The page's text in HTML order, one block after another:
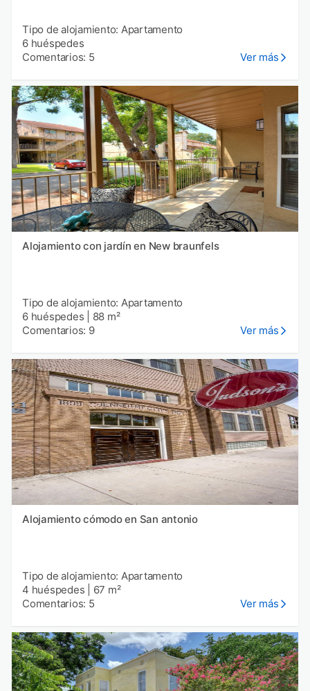
Tipo de alojamiento: Apartamento
6 huéspedes
Comentarios: 5
Ver más
Alojamiento con jardín en New braunfels
Tipo de alojamiento: Apartamento
6 huéspedes
88 m²
Comentarios: 9
Ver más
Alojamiento cómodo en San antonio
Tipo de alojamiento: Apartamento
4 huéspedes
67 m²
Comentarios: 5
Ver más